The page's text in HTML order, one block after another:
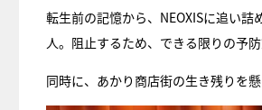
転生前の記憶から、NEOXISに追い
人。阻止するため、できる限りの予
同時に、あかり商店街の生き残りを